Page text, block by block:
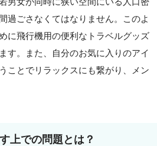
過ごさなくてはなりません。このよ
に飛行機用の便利なトラベルグッズ
す。また、自分のお気に入りのアイ
ことでリラックスにも繋がり、メン
上での問題とは？